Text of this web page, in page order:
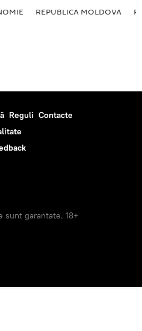
REPUBLICA MOLDOVA
Reguli Contacte
garantate. 18+